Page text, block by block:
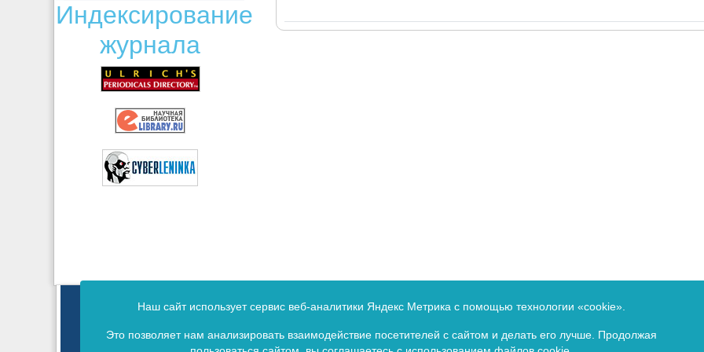
Индексирование
журнала
Наш сайт использует сервис веб-аналитики Яндекс Метрика с помощью технологии «cookie».
Это позволяет нам анализировать взаимодействие посетителей с сайтом и делать его лучше. Продолжая
Зарегистрирован Федеральной службой по надзору в сфере связи, информационных технологий и